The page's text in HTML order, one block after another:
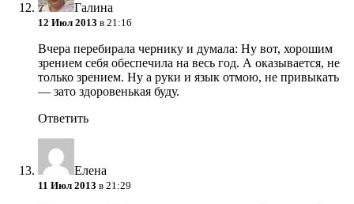
Галина
12 Июл 2013 в 21:16
Вчера перебирала чернику и думала: Ну вот, хорошим
зрением себя обеспечила на весь год. А оказывается, не
только зрением. Ну а руки и язык отмою, не привыкать
— зато здоровенькая буду.
Ответить
Елена
11 Июл 2013 в 21:29